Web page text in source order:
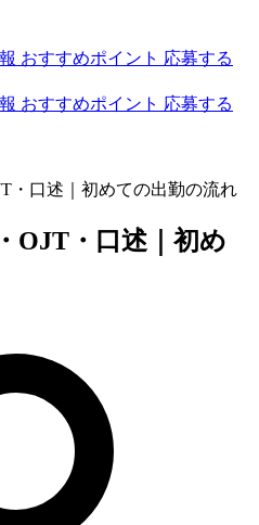
おすすめポイント 応募する
おすすめポイント 応募する
・口述｜初めての出勤の流れ
OJT・口述｜初め